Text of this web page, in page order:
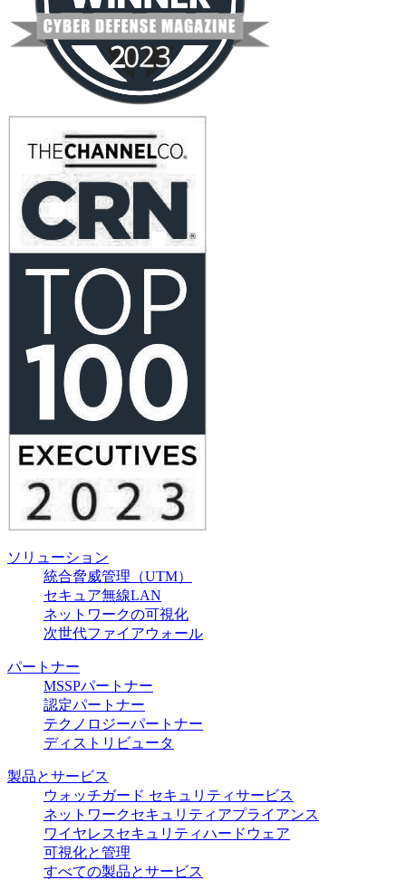
ソリューション
統合脅威管理（UTM）
セキュア無線LAN
ネットワークの可視化
次世代ファイアウォール
パートナー
MSSPパートナー
認定パートナー
テクノロジーパートナー
ディストリビュータ
製品とサービス
ウォッチガード セキュリティサービス
ネットワークセキュリティアプライアンス
ワイヤレスセキュリティハードウェア
可視化と管理
すべての製品とサービス